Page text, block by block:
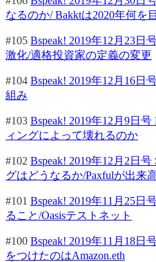
なるのか/ Bakktは2020年何を
#105 Bspeak! 2019年12月23
激化/適格投資家の定義の変更
#104 Bspeak! 2019年12月16日
組み
#103 Bspeak! 2019年12月9日
ィングによって壊れるのか
#102 Bspeak! 2019年12月2日
グはどうなるか/Paxfulが出来
#101 Bspeak! 2019年11月25日
ること/Oasisテストネット
#100 Bspeak! 2019年11月18日
をつけたのはAmazon.eth